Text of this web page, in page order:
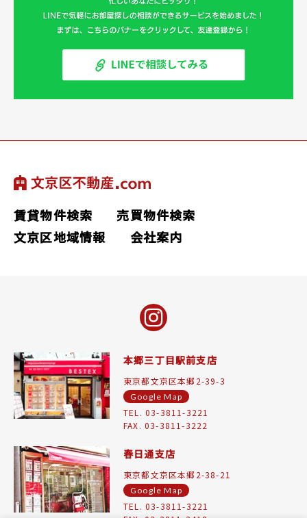
賃貸物件検索
売買物件検索
文京区地域情報
会社案内
本郷三丁目駅前支店
東京都文京区本郷2-39-3
Google Map
TEL. 03-3811-3221
FAX. 03-3811-3222
春日通支店
東京都文京区本郷2-38-21
Google Map
TEL. 03-3811-3221